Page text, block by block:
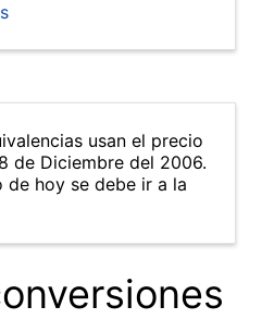
usan el precio
de Diciembre del 2006.
de hoy se debe ir a la